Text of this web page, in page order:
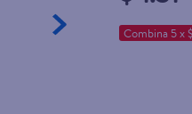
Combina 5 x